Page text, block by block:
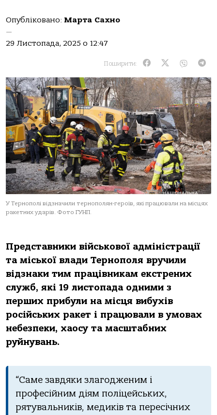
Опубліковано: Марта Сахно
—
29 Листопада, 2025 о 12:47
Поширити:
У Тернополі відзначили тернополян-героїв, які працювали на місцях
ракетних ударів. Фото ГУНП.
Представники військової адміністрації
та міської влади Тернополя вручили
відзнаки тим працівникам екстрених
служб, які 19 листопада одними з
перших прибули на місця вибухів
російських ракет і працювали в умовах
небезпеки, хаосу та масштабних
руйнувань.
“Саме завдяки злагодженим і
професійним діям поліцейських,
рятувальників, медиків та пересічних